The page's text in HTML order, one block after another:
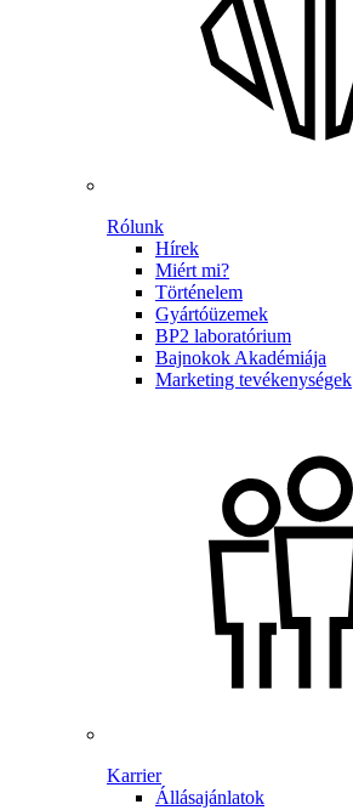
Rólunk
Hírek
Miért mi?
Történelem
Gyártóüzemek
BP2 laboratórium
Bajnokok Akadémiája
Marketing tevékenységek
Karrier
Állásajánlatok